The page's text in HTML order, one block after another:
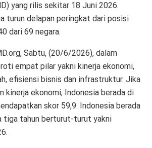
yang rilis sekitar 18 Juni 2026.
turun delapan peringkat dari posisi
dari 69 negara.
Sabtu, (20/6/2026), dalam
empat pilar yakni kinerja ekonomi,
efisiensi bisnis dan infrastruktur. Jika
kinerja ekonomi, Indonesia berada di
skor 59,9. Indonesia berada
tiga tahun berturut-turut yakni